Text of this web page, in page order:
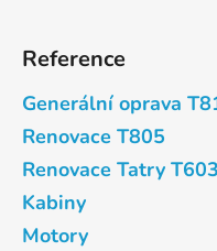
Reference
Generální oprava
Renovace T805
Renovace Tatry T603
Kabiny
Motory